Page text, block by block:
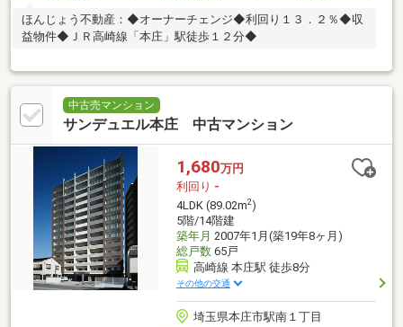
ほんじょう不動産：◆オーナーチェンジ◆利回り１３．２％◆収
益物件◆ＪＲ高崎線「本庄」駅徒歩１２分◆
中古売マンション
サンデュエル本庄 中古マンション
1,680万円
利回り -
4LDK (89.02m2)
5階/14階建
築年月 2007年1月(築19年8ヶ月)
総戸数65戸
高崎線 本庄駅 徒歩8分
その他の交通
埼玉県本庄市駅南１丁目